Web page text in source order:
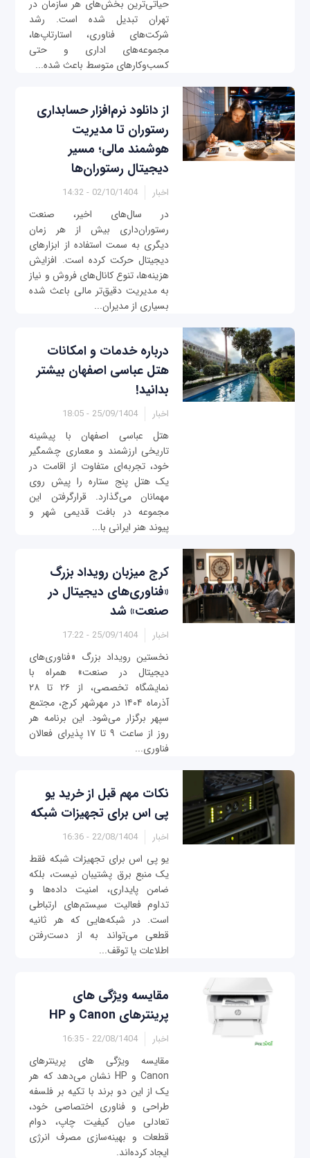
حیاتی‌ترین بخش‌های هر سازمان در
تهران تبدیل شده است. رشد
شرکت‌های فناوری، استارتاپ‌ها،
مجموعه‌های اداری و حتی
کسب‌وکارهای متوسط باعث شده...
از دانلود نرم‌افزار حسابداری
رستوران تا مدیریت
هوشمند مالی؛ مسیر
دیجیتال رستوران‌ها
اخبار 02/10/1404 - 14:32
در سال‌های اخیر، صنعت
رستوران‌داری بیش از هر زمان
دیگری به سمت استفاده از ابزارهای
دیجیتال حرکت کرده است. افزایش
هزینه‌ها، تنوع کانال‌های فروش و نیاز
به مدیریت دقیق‌تر مالی باعث شده
بسیاری از مدیران...
درباره خدمات و امکانات
هتل عباسی اصفهان بیشتر
بدانید!
اخبار 25/09/1404 - 18:05
هتل عباسی اصفهان با پیشینه
تاریخی ارزشمند و معماری چشمگیر
خود، تجربه‌ای متفاوت از اقامت در
یک هتل پنج‌ ستاره را پیش روی
مهمانان می‌گذارد. قرارگرفتن این
مجموعه در بافت قدیمی شهر و
پیوند هنر ایرانی با...
کرج میزبان رویداد بزرگ
«فناوری‌های دیجیتال در
صنعت» شد
اخبار 25/09/1404 - 17:22
نخستین رویداد بزرگ «فناوری‌های
دیجیتال در صنعت» همراه با
نمایشگاه تخصصی، از ۲۶ تا ۲۸
آذرماه ۱۴۰۴ در مهرشهر کرج، مجتمع
سپهر برگزار می‌شود. این برنامه هر
روز از ساعت ۹ تا ۱۷ پذیرای فعالان
فناوری...
نکات مهم قبل از خرید یو
پی اس برای تجهیزات شبکه
اخبار 22/08/1404 - 16:36
یو پی اس برای تجهیزات شبکه فقط
یک منبع برق پشتیبان نیست، بلکه
ضامن پایداری، امنیت داده‌ها و
تداوم فعالیت سیستم‌های ارتباطی
است. در شبکه‌هایی که هر ثانیه
قطعی می‌تواند به از دست‌رفتن
اطلاعات یا توقف...
مقایسه ویژگی های
پرینترهای Canon و HP
اخبار 22/08/1404 - 16:35
مقایسه ویژگی های پرینترهای
Canon و HP نشان می‌دهد که هر
یک از این دو برند با تکیه بر فلسفه
طراحی و فناوری اختصاصی خود،
تعادلی میان کیفیت چاپ، دوام
قطعات و بهینه‌سازی مصرف انرژی
ایجاد کرده‌اند.